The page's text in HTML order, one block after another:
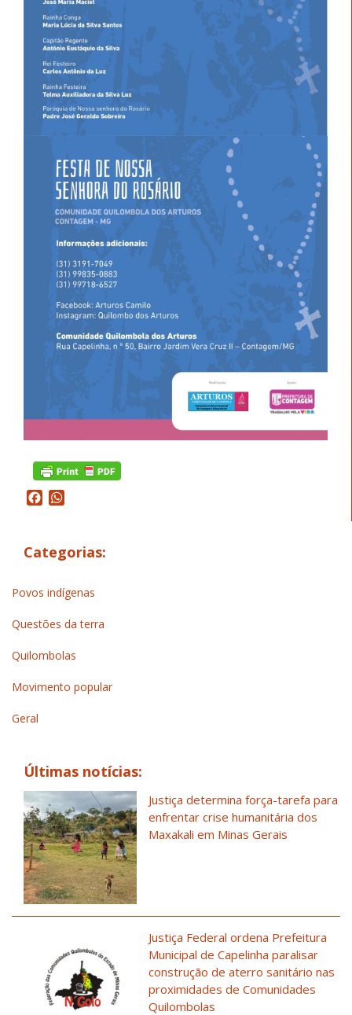
Facebook
Categorias:
Povos indígenas
Questões da terra
Quilombolas
Movimento popular
Geral
Últimas notícias:
Justiça determina força-tarefa para
enfrentar crise humanitária dos
Maxakali em Minas Gerais
Justiça Federal ordena Prefeitura
Municipal de Capelinha paralisar
construção de aterro sanitário nas
proximidades de Comunidades
Quilombolas